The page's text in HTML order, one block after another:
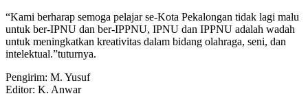
“Kami berharap semoga pelajar se-Kota Pekalongan tidak lagi malu
untuk ber-IPNU dan ber-IPPNU, IPNU dan IPPNU adalah wadah
untuk meningkatkan kreativitas dalam bidang olahraga, seni, dan
intelektual.”tuturnya.
Pengirim: M. Yusuf
Editor: K. Anwar